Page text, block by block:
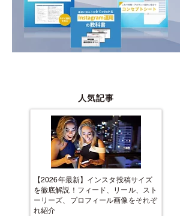
人気記事
【2026年最新】インスタ投稿サイズ
を徹底解説！フィード、リール、スト
ーリーズ、プロフィール画像をそれぞ
れ紹介